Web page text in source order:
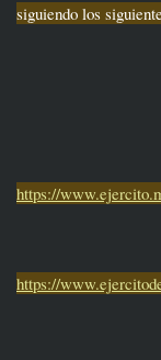
siguiendo los
https://
https://